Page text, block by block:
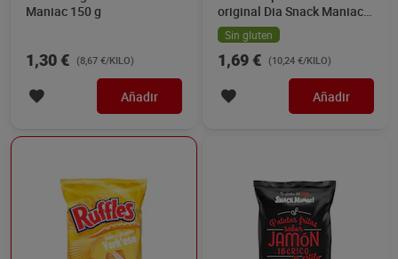
Maniac 150 g
1,30 € (8,67 €/KILO)
Añadir
original Dia Snack Maniac
165 g
Sin gluten
1,69 € (10,24 €/KILO)
Añadir